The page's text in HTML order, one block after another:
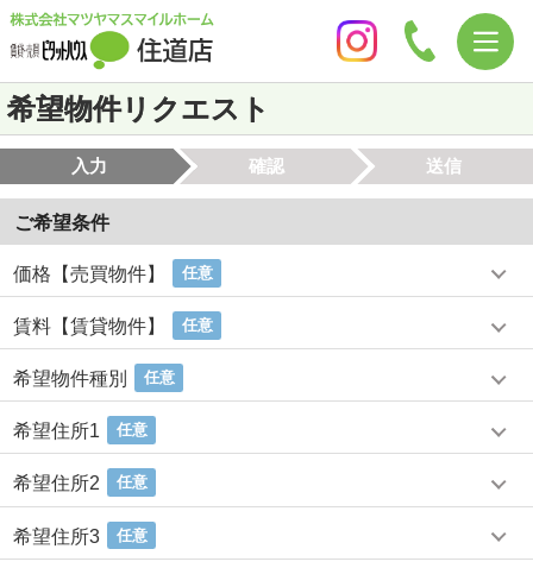
希望物件リクエスト
入力 確認 送信
ご希望条件
価格【売買物件】 任意
賃料【賃貸物件】 任意
希望物件種別 任意
希望住所1 任意
希望住所2 任意
希望住所3 任意